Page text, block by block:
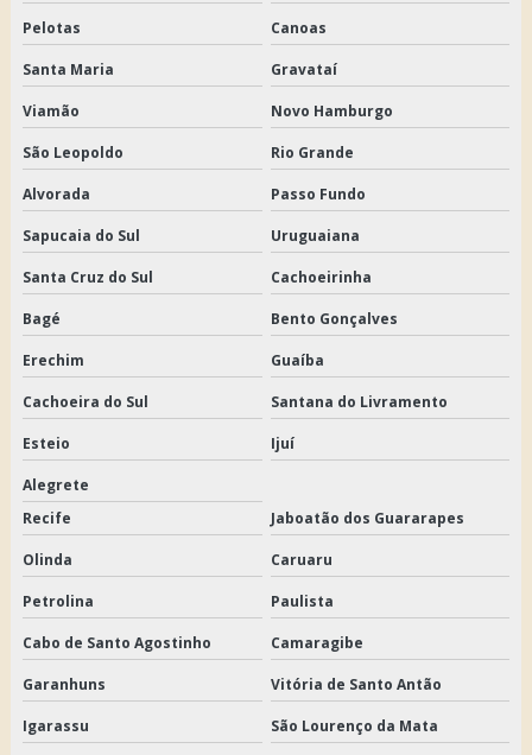
Pelotas Canoas
Santa Maria Gravataí
Viamão Novo Hamburgo
São Leopoldo Rio Grande
Alvorada Passo Fundo
Sapucaia do Sul Uruguaiana
Santa Cruz do Sul Cachoeirinha
Bagé Bento Gonçalves
Erechim Guaíba
Cachoeira do Sul Santana do Livramento
Esteio Ijuí
Alegrete
Recife
Jaboatão dos Guararapes
Olinda Caruaru
Petrolina Paulista
Cabo de Santo Agostinho Camaragibe
Garanhuns Vitória de Santo Antão
Igarassu São Lourenço da Mata